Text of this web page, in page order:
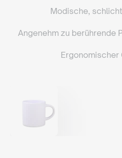
Modische,
Angenehm zu berührende
Ergonomischer